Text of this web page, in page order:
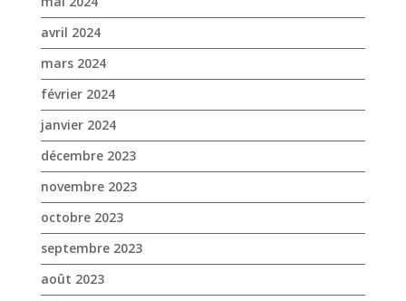
février 2024
janvier 2024
décembre 2023
novembre 2023
octobre 2023
septembre 2023
août 2023
juin 2023
mai 2023